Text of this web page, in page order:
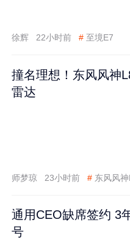
徐辉 22小时前 # 至境E7
撞名理想！东风风神
雷达
师梦琼 23小时前 # 东风风
通用CEO缺席签约 3
号